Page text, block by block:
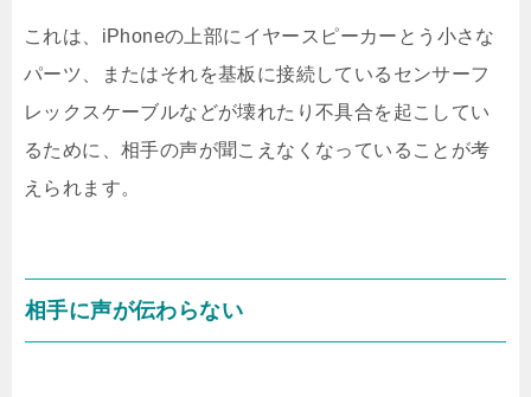
これは、iPhoneの上部にイヤースピーカーとう小さな
パーツ、またはそれを基板に接続しているセンサーフ
レックスケーブルなどが壊れたり不具合を起こしてい
るために、相手の声が聞こえなくなっていることが考
えられます。
相手に声が伝わらない